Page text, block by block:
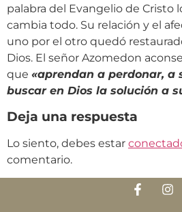
palabra del Evangelio de Cristo
cambia todo. Su relación y el
uno por el otro quedó
Dios. El señor Azomedon
que «aprendan a perdonar, a
buscar en Dios la solución a
Deja una respuesta
Lo siento, debes estar
comentario.